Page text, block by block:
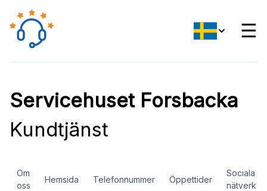
☰
Servicehuset Forsbacka
Kundtjänst
Om
oss
Hemsida Telefonnummer Öppettider
Sociala
nätverk